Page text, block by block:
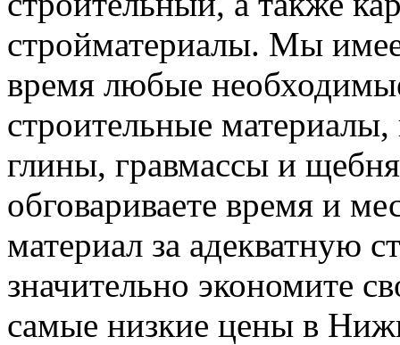
стройматериалы. Мы
время любые
строительные материалы,
глины, гравмассы и
обговариваете время и
материал за адекватную
значительно экономите
самые низкие цены в